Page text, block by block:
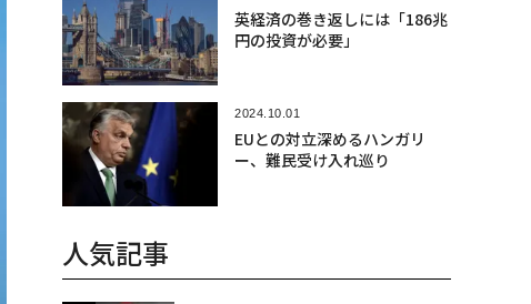
英経済の巻き返しには「186兆
円の投資が必要」
2024.10.01
EUとの対立深めるハンガリ
ー、難民受け入れ巡り
人気記事